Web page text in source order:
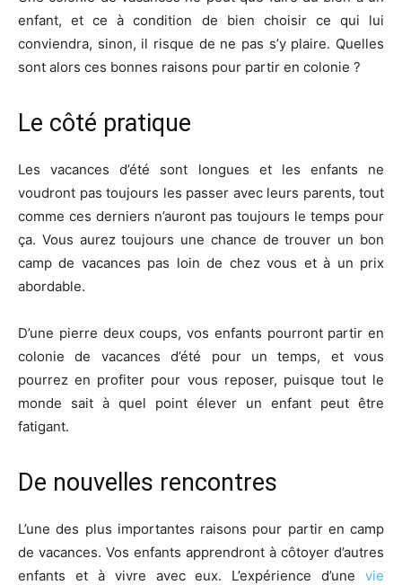
enfant, et ce à condition de bien choisir ce qui lui
conviendra, sinon, il risque de ne pas s’y plaire. Quelles
sont alors ces bonnes raisons pour partir en colonie ?
Le côté pratique
Les vacances d’été sont longues et les enfants ne
voudront pas toujours les passer avec leurs parents, tout
comme ces derniers n’auront pas toujours le temps pour
ça. Vous aurez toujours une chance de trouver un bon
camp de vacances pas loin de chez vous et à un prix
abordable.
D’une pierre deux coups, vos enfants pourront partir en
colonie de vacances d’été pour un temps, et vous
pourrez en profiter pour vous reposer, puisque tout le
monde sait à quel point élever un enfant peut être
fatigant.
De nouvelles rencontres
L’une des plus importantes raisons pour partir en camp
de vacances. Vos enfants apprendront à côtoyer d’autres
enfants et à vivre avec eux. L’expérience d’une vie